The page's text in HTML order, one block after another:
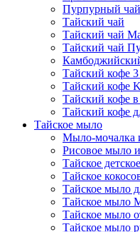
Пурпурный
Тайский чай
Тайский чай
Тайский чай
Тайский кофе 3
Тайский кофе
Тайский кофе в
Тайский кофе
Тайское мыло
Мыло-мочалка
Рисовое мыло
Тайское
Тайское
Тайское мыло
Тайское мыло
Тайское мыло
Тайское мыло